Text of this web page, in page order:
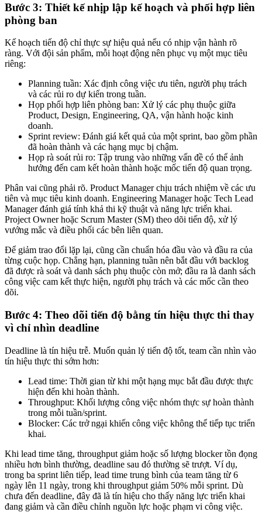
Bước 3: Thiết kế nhịp lập kế hoạch và phối hợp liên
phòng ban
Kế hoạch tiến độ chỉ thực sự hiệu quả nếu có nhịp vận hành rõ
ràng. Với đội sản phẩm, mỗi hoạt động nên phục vụ một mục tiêu
riêng:
Planning tuần: Xác định công việc ưu tiên, người phụ trách
và các rủi ro dự kiến trong tuần.
Họp phối hợp liên phòng ban: Xử lý các phụ thuộc giữa
Product, Design, Engineering, QA, vận hành hoặc kinh
doanh.
Sprint review: Đánh giá kết quả của một sprint, bao gồm phần
đã hoàn thành và các hạng mục bị chậm.
Họp rà soát rủi ro: Tập trung vào những vấn đề có thể ảnh
hưởng đến cam kết hoàn thành hoặc mốc tiến độ quan trọng.
Phân vai cũng phải rõ. Product Manager chịu trách nhiệm về các ưu
tiên và mục tiêu kinh doanh. Engineering Manager hoặc Tech Lead
Manager đánh giá tính khả thi kỹ thuật và năng lực triển khai.
Project Owner hoặc Scrum Master (SM) theo dõi tiến độ, xử lý
vướng mắc và điều phối các bên liên quan.
Để giảm trao đổi lặp lại, cũng cần chuẩn hóa đầu vào và đầu ra của
từng cuộc họp. Chẳng hạn, planning tuần nên bắt đầu với backlog
đã được rà soát và danh sách phụ thuộc còn mở; đầu ra là danh sách
công việc cam kết thực hiện, người phụ trách và các mốc cần theo
dõi.
Bước 4: Theo dõi tiến độ bằng tín hiệu thực thi thay
vì chỉ nhìn deadline
Deadline là tín hiệu trễ. Muốn quản lý tiến độ tốt, team cần nhìn vào
tín hiệu thực thi sớm hơn:
Lead time: Thời gian từ khi một hạng mục bắt đầu được thực
hiện đến khi hoàn thành.
Throughput: Khối lượng công việc nhóm thực sự hoàn thành
trong mỗi tuần/sprint.
Blocker: Các trở ngại khiến công việc không thể tiếp tục triển
khai.
Khi lead time tăng, throughput giảm hoặc số lượng blocker tồn đọng
nhiều hơn bình thường, deadline sau đó thường sẽ trượt. Ví dụ,
trong ba sprint liên tiếp, lead time trung bình của team tăng từ 6
ngày lên 11 ngày, trong khi throughput giảm 50% mỗi sprint. Dù
chưa đến deadline, đây đã là tín hiệu cho thấy năng lực triển khai
đang giảm và cần điều chỉnh nguồn lực hoặc phạm vi công việc.